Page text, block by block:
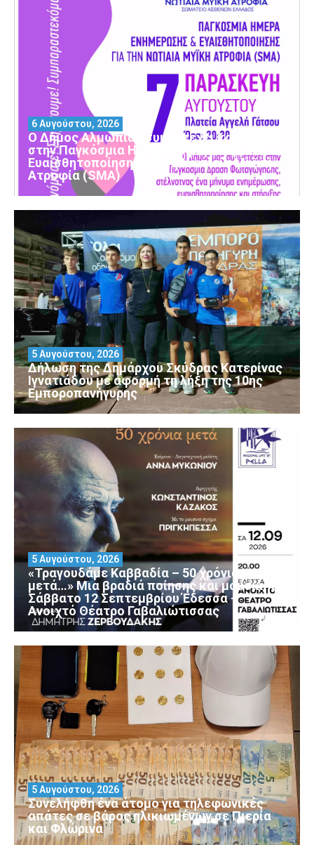
Ο Δήμος Αλμωπίας συμμετέχει και φέτος
στην Παγκόσμια Ημέρα Ενημέρωσης και
Ευαισθητοποίησης για τη Νωτιαία Μυϊκή
Ατροφία (SMA)
6 Αυγούστου, 2026
Δήλωση της Δημάρχου Σκύδρας Κατερίνας
Ιγνατιάδου με αφορμή τη λήξη της 10ης
Εμποροπανήγυρης
5 Αυγούστου, 2026
«Τραγουδάμε Καββαδία – 50 χρόνια
μετά…» Μια βραδιά ποίησης και μουσικής
Σάββατο 12 Σεπτεμβρίου Έδεσσα –
Ανοιχτό Θέατρο Γαβαλιώτισσας
5 Αυγούστου, 2026
Συνελήφθη ένα άτομο για τηλεφωνικές
απάτες σε βάρος ηλικιωμένων σε Πιερία
και Φλώρινα
5 Αυγούστου, 2026